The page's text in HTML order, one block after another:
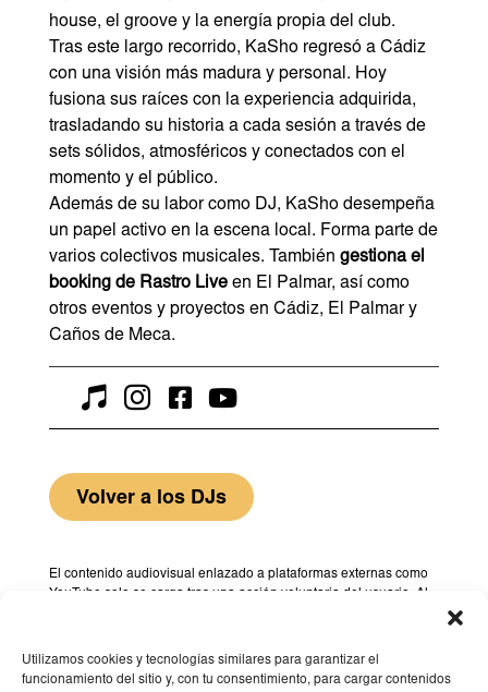
Utilizamos cookies y tecnologías similares para garantizar el
funcionamiento del sitio y, con tu consentimiento, para cargar contenidos
house, el groove y la energía propia del club.
Tras este largo recorrido, KaSho regresó a Cádiz
con una visión más madura y personal. Hoy
fusiona sus raíces con la experiencia adquirida,
trasladando su historia a cada sesión a través de
sets sólidos, atmosféricos y conectados con el
momento y el público.
Además de su labor como DJ, KaSho desempeña
un papel activo en la escena local. Forma parte de
varios colectivos musicales. También gestiona el
booking de Rastro Liveen El Palmar, así como
otros eventos y proyectos en Cádiz, El Palmar y
Caños de Meca.
   
Volver a los DJs
El contenido audiovisual enlazado a plataformas externas como
YouTube solo se carga tras una acción voluntaria del usuario. Al
consulte nuestraPolítica de privacidad.